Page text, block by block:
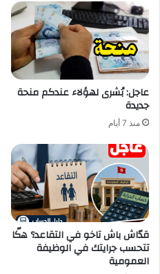
عاجل: بُشرى لهؤلاء عندكم منحة
جديدة
منذ 7 أيام
قدّاش باش تاخو في التقاعد؟ هكّا
تتحسب جرايتك في الوظيفة
العمومية